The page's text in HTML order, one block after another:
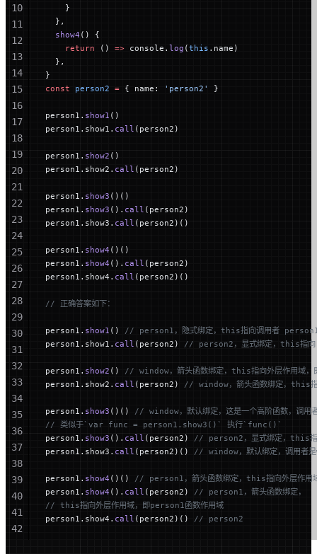
    }
  },
  show4
() {
    return
() => console. log (this .name)
  },
}
const person2 = { name: 'person2' }
person1. show1 ()
person1.show1. call (person2)
person1. show2 ()
person1.show2. call (person2)
person1. show3 ()()
person1. show3 (). call (person2)
person1.show3. call (person2)()
person1. show4 ()()
person1. show4 (). call (person2)
person1.show4. call (person2)()
// 正确答案如下：
person1. show1 () // person1，隐式绑定，this指向调用者
person1.show1. call (person2) // person2，显式绑定，this指
person1. show2 () // window，箭头函数绑定，this指向外层作用域，
person1.show2. call (person2) // window，箭头函数绑定，this指
person1. show3 ()() // window，默认绑定，这是一个高阶函数，调用
// 类似于`var func = person1.show3()` 执行`func()`
person1. show3 (). call (person2) // person2，显式绑定，this
person1.show3. call (person2)() // window，默认绑定，调用者
person1. show4 ()() // person1，箭头函数绑定，this指向外层作用
person1. show4 (). call (person2) // person1，箭头函数绑定，
// this指向外层作用域，即person1函数作用域
person1.show4. call (person2)() // person2
10
11
12
13
14
15
16
17
18
19
20
21
22
23
24
25
26
27
28
29
30
31
32
33
34
35
36
37
38
39
40
41
42